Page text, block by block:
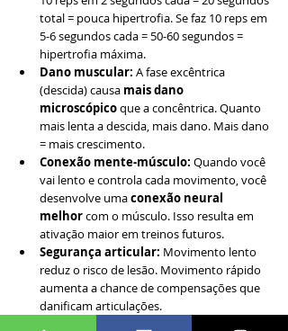
total = pouca hipertrofia. Se faz 10 reps em
5-6 segundos cada = 50-60 segundos =
hipertrofia máxima.
Dano muscular: A fase excêntrica
(descida) causa mais dano
microscópico que a concêntrica. Quanto
mais lenta a descida, mais dano. Mais dano
= mais crescimento.
Conexão mente-músculo: Quando você
vai lento e controla cada movimento, você
desenvolve uma conexão neural
melhor com o músculo. Isso resulta em
ativação maior em treinos futuros.
Segurança articular: Movimento lento
reduz o risco de lesão. Movimento rápido
aumenta a chance de compensações que
danificam articulações.